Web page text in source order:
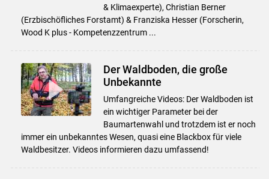
& Klimaexperte), Christian Berner
(Erzbischöfliches Forstamt) & Franziska Hesser (Forscherin,
Wood K plus - Kompetenzzentrum ...
Der Waldboden, die große
Unbekannte
Umfangreiche Videos: Der Waldboden ist
ein wichtiger Parameter bei der
Baumartenwahl und trotzdem ist er noch
immer ein unbekanntes Wesen, quasi eine Blackbox für viele
Waldbesitzer. Videos informieren dazu umfassend!